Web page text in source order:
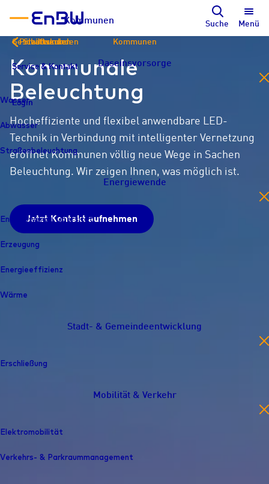
Kommunen Suche Menü
Kommunen
Daseinsvorsorge
Wasser
Abwasser
Straßenbeleuchtung
Energiewende
Energiewende Übersicht
Erzeugung
Energieeffizienz
Wärme
Stadt- & Gemeindeentwicklung
Erschließung
Mobilität & Verkehr
Elektromobilität
Verkehrs- & Parkraummanagement
Privatkunden
Service & Kontakt
Login
Geschäftskunden
Service & Kontakt
Login
Stadtwerke
Service & Kontakt
Login
Kommunale
Beleuchtung
Hocheffiziente und flexibel anwendbare LED-
Technik in Verbindung mit intelligenter Vernetzung
eröffnet Kommunen völlig neue Wege in Sachen
Beleuchtung. Wir zeigen Ihnen, was möglich ist.
Jetzt Kontakt aufnehmen